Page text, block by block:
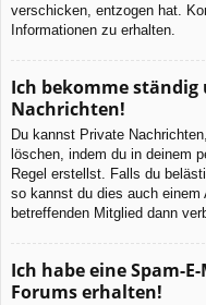
verschicken, entzogen hat.
Informationen zu erhalten.
Ich bekomme
Nachrichten!
Du kannst Private
löschen, indem du in deinem
Regel erstellst. Falls du
so kannst du dies auch einem
betreffenden Mitglied dann
Ich habe eine Spam-
Forums erhalten!